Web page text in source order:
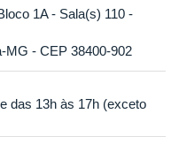
1A - Sala(s) 110 -
MG - CEP 38400-902
das 13h às 17h (exceto